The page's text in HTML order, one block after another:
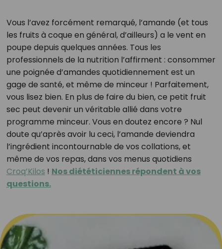
Vous l’avez forcément remarqué, l’amande (et tous
les fruits à coque en général, d’ailleurs) a le vent en
poupe depuis quelques années. Tous les
professionnels de la nutrition l’affirment : consommer
une poignée d’amandes quotidiennement est un
gage de santé, et même de minceur ! Parfaitement,
vous lisez bien. En plus de faire du bien, ce petit fruit
sec peut devenir un véritable allié dans votre
programme minceur. Vous en doutez encore ? Nul
doute qu’après avoir lu ceci, l’amande deviendra
l’ingrédient incontournable de vos collations, et
même de vos repas, dans vos menus quotidiens
Croq’Kilos ! Nos diététiciennes répondent à vos
questions.